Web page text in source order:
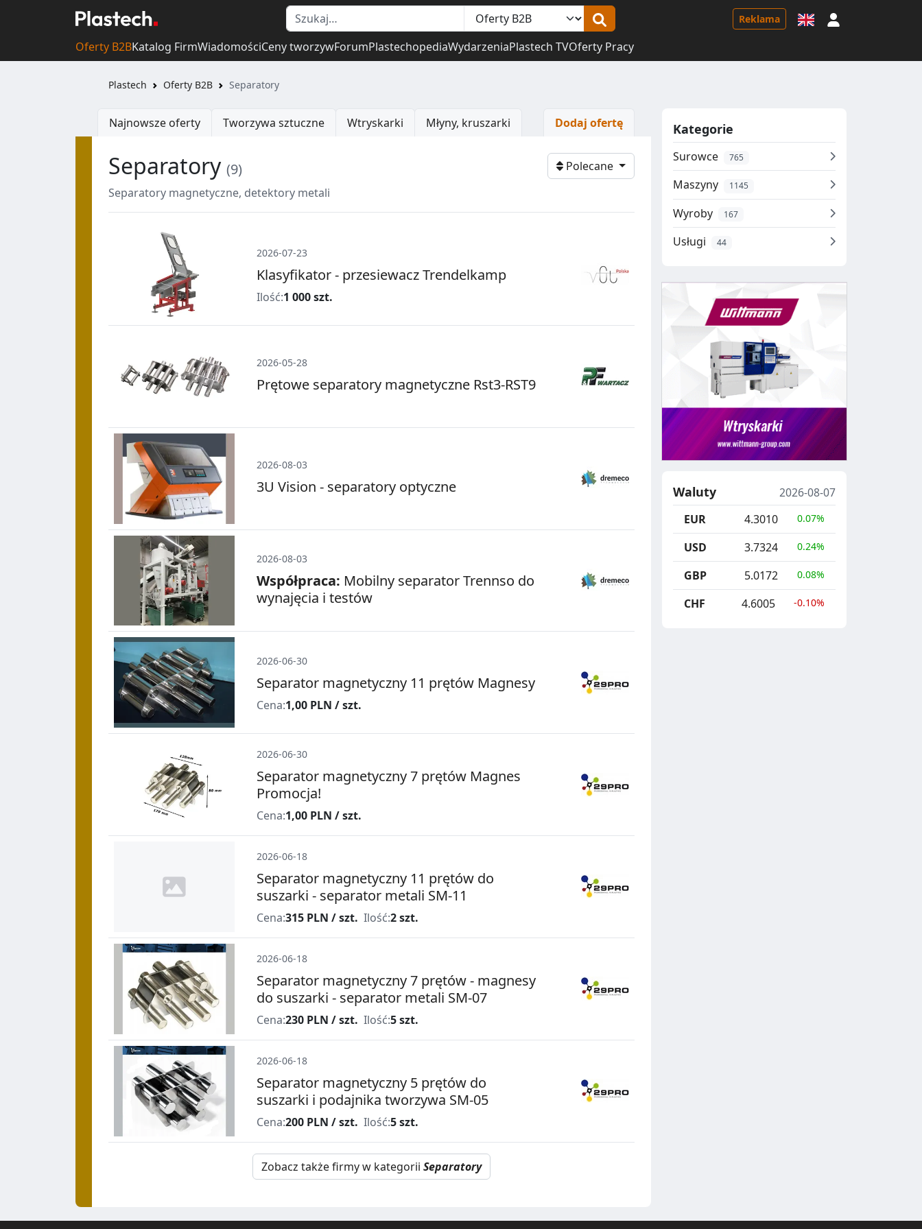
Reklama
Oferty B2BKatalog FirmWiadomościCeny tworzywForumPlastechopediaWydarzeniaPlastech TVOferty Pracy
Plastech Oferty B2B Separatory
Najnowsze oferty Tworzywa sztuczne Wtryskarki Młyny, kruszarki Dodaj ofertę
Separatory (9) Polecane
Obserwuj
Separatory magnetyczne, detektory metali
2026-07-23
Klasyfikator - przesiewacz Trendelkamp
Ilość:1 000 szt.
2026-05-28
Prętowe separatory magnetyczne Rst3-RST9
2026-08-03
3U Vision - separatory optyczne
2026-08-03
Współpraca: Mobilny separator Trennso do
wynajęcia i testów
2026-06-30
Separator magnetyczny 11 prętów Magnesy
Cena:1,00 PLN / szt.
2026-06-30
Separator magnetyczny 7 prętów Magnes
Promocja!
Cena:1,00 PLN / szt.
2026-06-18
Separator magnetyczny 11 prętów do
suszarki - separator metali SM-11
Cena:315 PLN / szt. Ilość:2 szt.
2026-06-18
Separator magnetyczny 7 prętów - magnesy
do suszarki - separator metali SM-07
Cena:230 PLN / szt. Ilość:5 szt.
2026-06-18
Separator magnetyczny 5 prętów do
suszarki i podajnika tworzywa SM-05
Cena:200 PLN / szt. Ilość:5 szt.
Zobacz także firmy w kategorii Separatory
Kategorie
Surowce 765
Maszyny 1145
Wyroby 167
Usługi 44
Waluty
2026-08-07
EUR
4.3010 0.07%
USD 3.7324 0.24%
GBP 5.0172 0.08%
CHF 4.6005 -0.10%